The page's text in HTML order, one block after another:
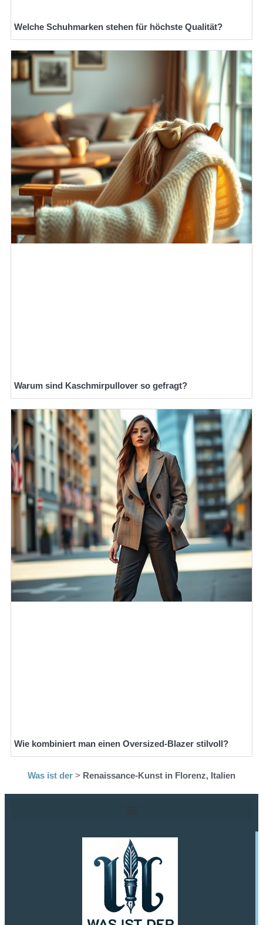
Welche Schuhmarken stehen für höchste Qualität?
Warum sind Kaschmirpullover so gefragt?
Wie kombiniert man einen Oversized-Blazer stilvoll?
Was ist der > Renaissance-Kunst in Florenz, Italien